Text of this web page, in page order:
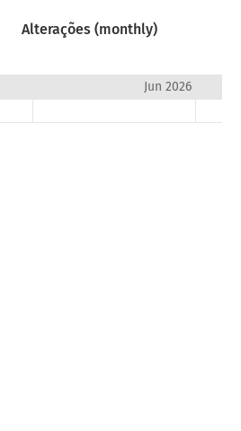
Alterações (monthly)
Jun 2026